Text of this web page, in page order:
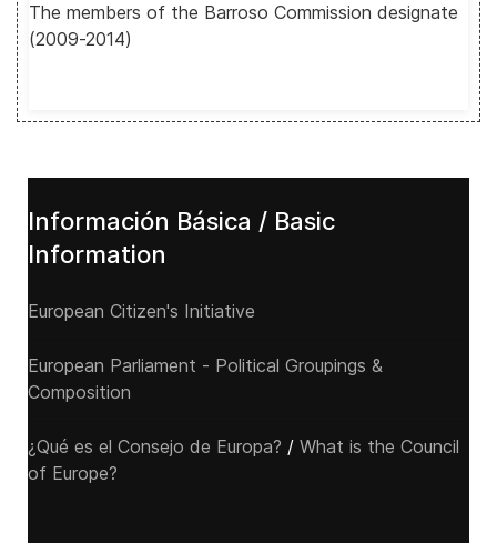
The members of the Barroso Commission designate
(2009-2014)
Información Básica / Basic
Information
European Citizen's Initiative
European Parliament - Political Groupings &
Composition
¿Qué es el Consejo de Europa? / What is the Council
of Europe?